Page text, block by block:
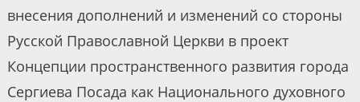
внесения дополнений и изменений со стороны
Русской Православной Церкви в проект
Концепции пространственного развития города
Сергиева Посада как Национального духовного